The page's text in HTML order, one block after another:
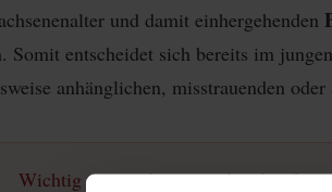
und damit einhergehenden
Somit entscheidet sich bereits im
anhänglichen, misstrauenden
Wichtig zu erwähnen ist, dass häufig